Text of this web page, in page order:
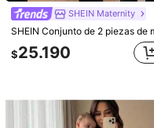
SHEIN Maternity
$25.190